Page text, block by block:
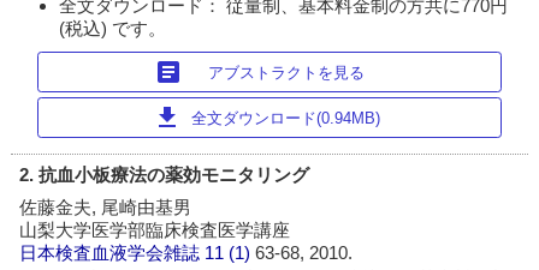
全文ダウンロード： 従量制、基本料金制の方共に770円
(税込) です。
article アブストラクトを見る
download 全文ダウンロード(0.94MB)
2. 抗血小板療法の薬効モニタリング
佐藤金夫, 尾崎由基男
山梨大学医学部臨床検査医学講座
日本検査血液学会雑誌 11 (1)63-68, 2010.